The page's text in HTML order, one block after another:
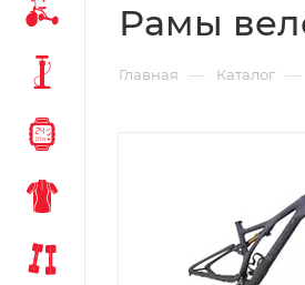
Рамы
Главная — Каталог —